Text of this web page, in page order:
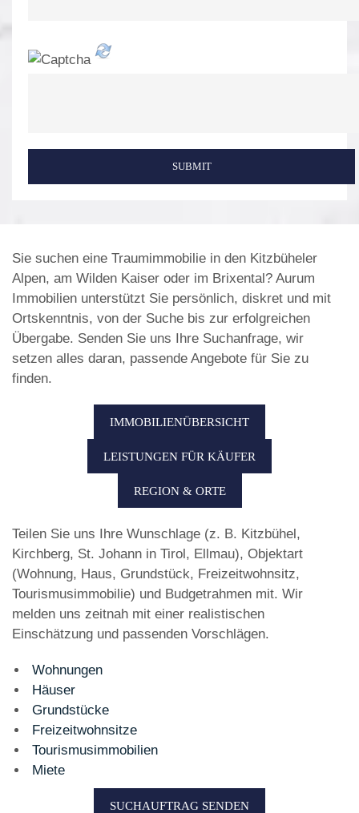
SUBMIT
Sie suchen eine Traumimmobilie in den Kitzbüheler
Alpen, am Wilden Kaiser oder im Brixental? Aurum
Immobilien unterstützt Sie persönlich, diskret und mit
Ortskenntnis, von der Suche bis zur erfolgreichen
Übergabe. Senden Sie uns Ihre Suchanfrage, wir
setzen alles daran, passende Angebote für Sie zu
finden.
IMMOBILIENÜBERSICHT
LEISTUNGEN FÜR KÄUFER
REGION & ORTE
Teilen Sie uns Ihre Wunschlage (z. B. Kitzbühel,
Kirchberg, St. Johann in Tirol, Ellmau), Objektart
(Wohnung, Haus, Grundstück, Freizeitwohnsitz,
Tourismusimmobilie) und Budgetrahmen mit. Wir
melden uns zeitnah mit einer realistischen
Einschätzung und passenden Vorschlägen.
Wohnungen
Häuser
Grundstücke
Freizeitwohnsitze
Tourismusimmobilien
Miete
SUCHAUFTRAG SENDEN